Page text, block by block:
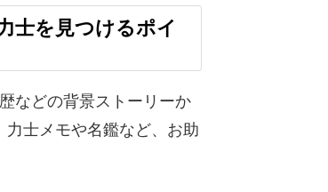
れる"観戦力"。
01:20
06:45
10:03
士を見つけるポイ
などの背景ストーリーか
力士メモや名鑑など、お助